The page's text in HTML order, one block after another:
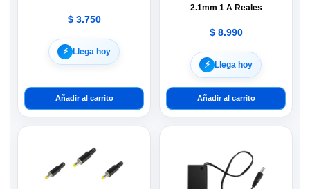
$3.750
⚡︎ Llega hoy
Añadir al carrito
2.1mm 1 A Reales
$8.990
⚡︎ Llega hoy
Añadir al carrito